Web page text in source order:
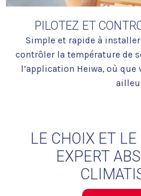
PILOTEZ ET
Simple et rapide à
contrôler la température de
l’application Heiwa, où que
LE CHOIX ET LE
EXPERT